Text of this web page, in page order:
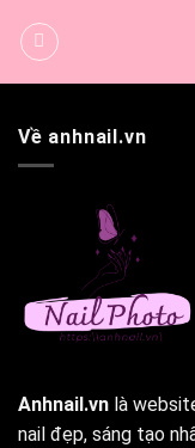
qua
Về anhnail.vn
Anhnail.vn là
nail đẹp, sáng tạo